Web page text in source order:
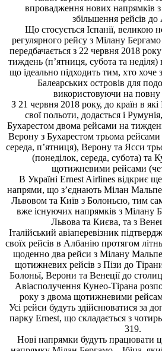
впровадження нових напрямків з
збільшення рейсів до
Що стосується Іспанії, великою
регулярного рейсу з Мілану
передбачається з 22 червня 2018
тиждень (п’ятниця, субота та неділя)
що ідеально підходить тим, хто хоче
Балеарських островів для
використовуючи на повну
З 21 червня 2018 року, до країн в
свої польоти, додасться і
Бухарестом двома рейсами на
Верону з Бухарестом трьома
середа, п’ятниця), Верону та Ясси
(понеділок, середа, субота) та
щотижневими рейсами
В Україні Ernest Airlines відкриє ще
напрями, що з’єднають Мілан
Львовом та Київ з Болоньєю, тим
вже існуючих напрямків з Мілану
Львова та Києва, та з
Італійський авіаперевізник
своїх рейсів в Албанію протягом
щоденно два рейси з Мілану
щотижневих рейсів з Пізи до
Болоньї, Верони та Венеції до
Авіасполучення Кунео-Тірана
року з двома щотижневими
Усі рейси будуть здійснюватися за
парку Ernest, що складається з
319.
Нові напрямки будуть працювати